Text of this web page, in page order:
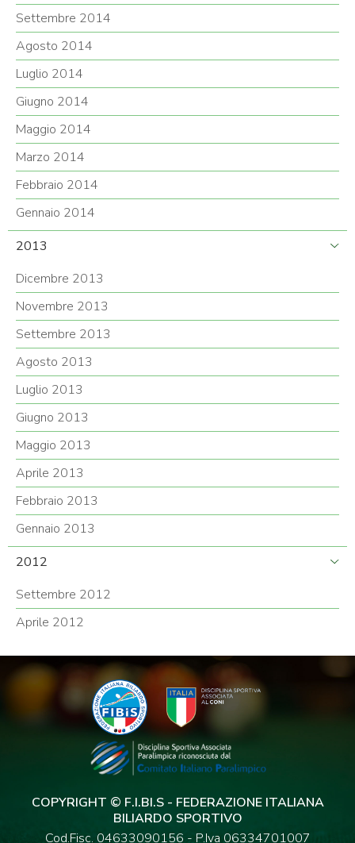
Settembre 2014
Agosto 2014
Luglio 2014
Giugno 2014
Maggio 2014
Marzo 2014
Febbraio 2014
Gennaio 2014
2013
Dicembre 2013
Novembre 2013
Settembre 2013
Agosto 2013
Luglio 2013
Giugno 2013
Maggio 2013
Aprile 2013
Febbraio 2013
Gennaio 2013
2012
Settembre 2012
Aprile 2012
COPYRIGHT © F.I.BI.S - FEDERAZIONE ITALIANA
BILIARDO SPORTIVO
Cod.Fisc. 04633090156 - P.Iva 06334701007